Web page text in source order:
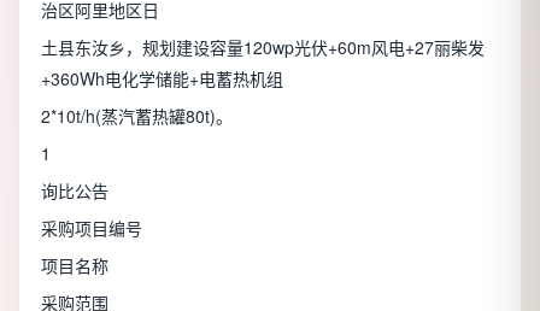
治区阿里地区日
土县东汝乡，规划建设容量120wp光伏+60m风电+27丽柴发
+360Wh电化学储能+电蓄热机组
2*10t/h(蒸汽蓄热罐80t)。
1
询比公告
采购项目编号
项目名称
采购范围